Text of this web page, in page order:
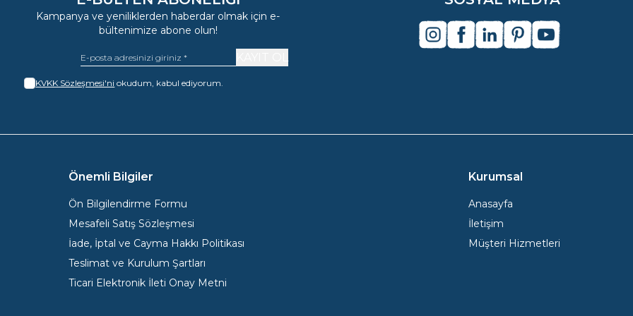
Kampanya ve yeniliklerden haberdar olmak için e-
bültenimize abone olun!
KVKK Sözleşmesi'ni okudum, kabul ediyorum.
instagramfacebooklinkedinpinterestyoutube
Önemli Bilgiler
Ön Bilgilendirme Formu
Mesafeli Satış Sözleşmesi
İade, İptal ve Cayma Hakkı Politikası
Teslimat ve Kurulum Şartları
Ticari Elektronik İleti Onay Metni
Kurumsal
Anasayfa
İletişim
Müşteri Hizmetleri